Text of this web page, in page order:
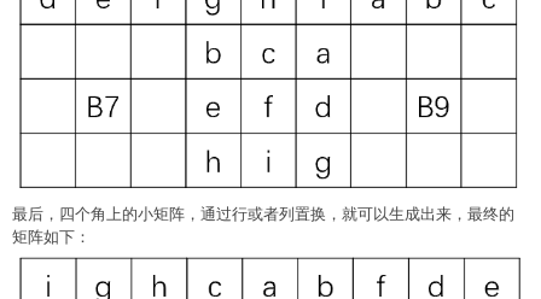
最后，四个角上的小矩阵，通过行或者列置换，就可以生成出来，最终的
矩阵如下：